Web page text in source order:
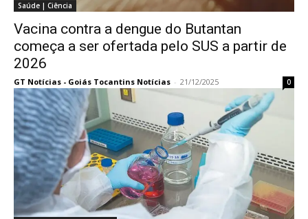
Saúde | Ciência
Vacina contra a dengue do Butantan
começa a ser ofertada pelo SUS a partir de
2026
GT Notícias - Goiás Tocantins Notícias - 21/12/2025 0